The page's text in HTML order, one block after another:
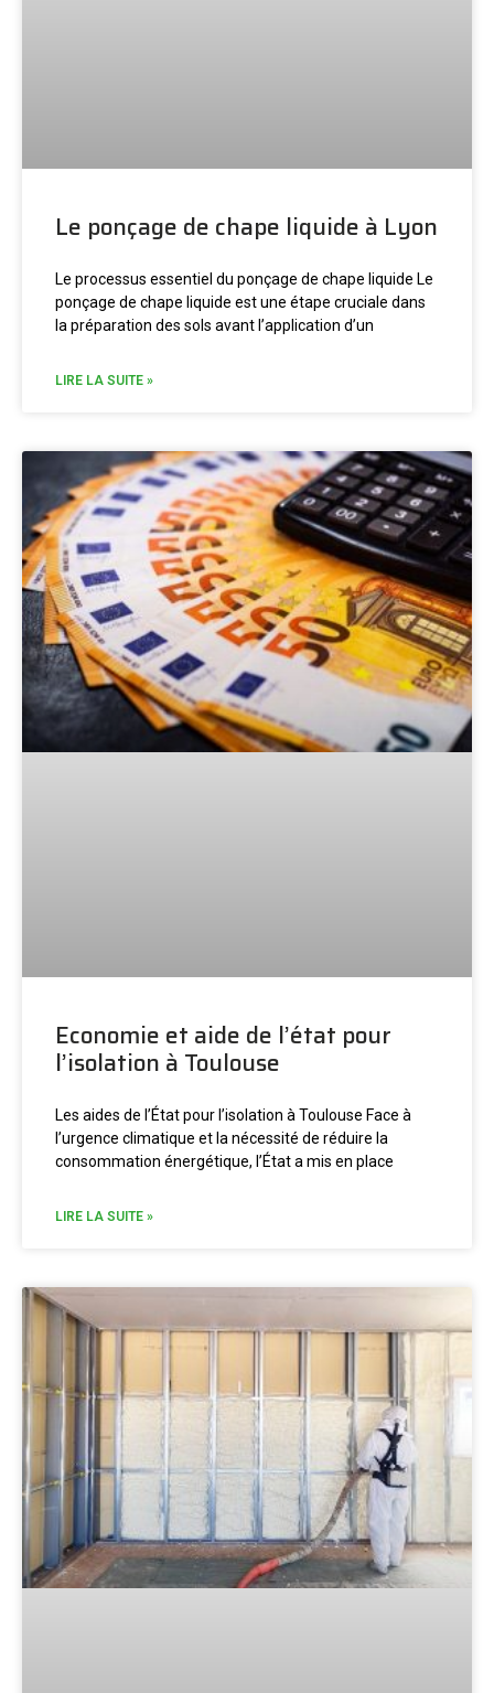
Le ponçage de chape liquide à Lyon
Le processus essentiel du ponçage de chape liquide Le
ponçage de chape liquide est une étape cruciale dans
la préparation des sols avant l’application d’un
LIRE LA SUITE »
Economie et aide de l’état pour
l’isolation à Toulouse
Les aides de l’État pour l’isolation à Toulouse Face à
l’urgence climatique et la nécessité de réduire la
consommation énergétique, l’État a mis en place
LIRE LA SUITE »